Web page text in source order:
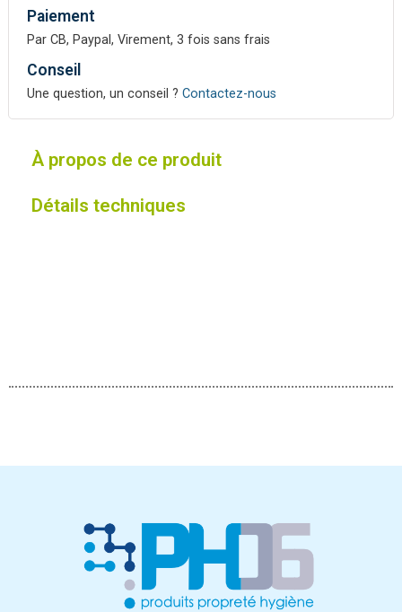
Paiement
Par CB, Paypal, Virement, 3 fois sans frais
Conseil
Une question, un conseil ? Contactez-nous
À propos de ce produit
Détails techniques